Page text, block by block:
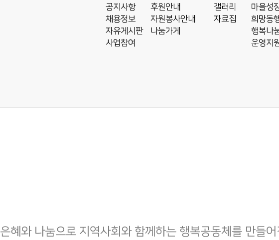
공지사항
채용정보
자유게시판
사업참여
후원안내
자원봉사안내
나눔가게
갤러리
자료집
마을성
희망동
행복나
운영지
은혜와 나눔으로 지역사회와 함께하는 행복공동체를 만들